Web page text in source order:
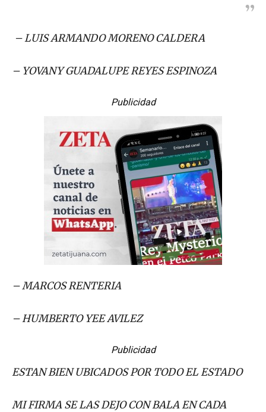
– LUIS ARMANDO MORENO CALDERA
– YOVANY GUADALUPE REYES ESPINOZA
Publicidad
– MARCOS RENTERIA
– HUMBERTO YEE AVILEZ
Publicidad
ESTAN BIEN UBICADOS POR TODO EL ESTADO
MI FIRMA SE LAS DEJO CON BALA EN CADA